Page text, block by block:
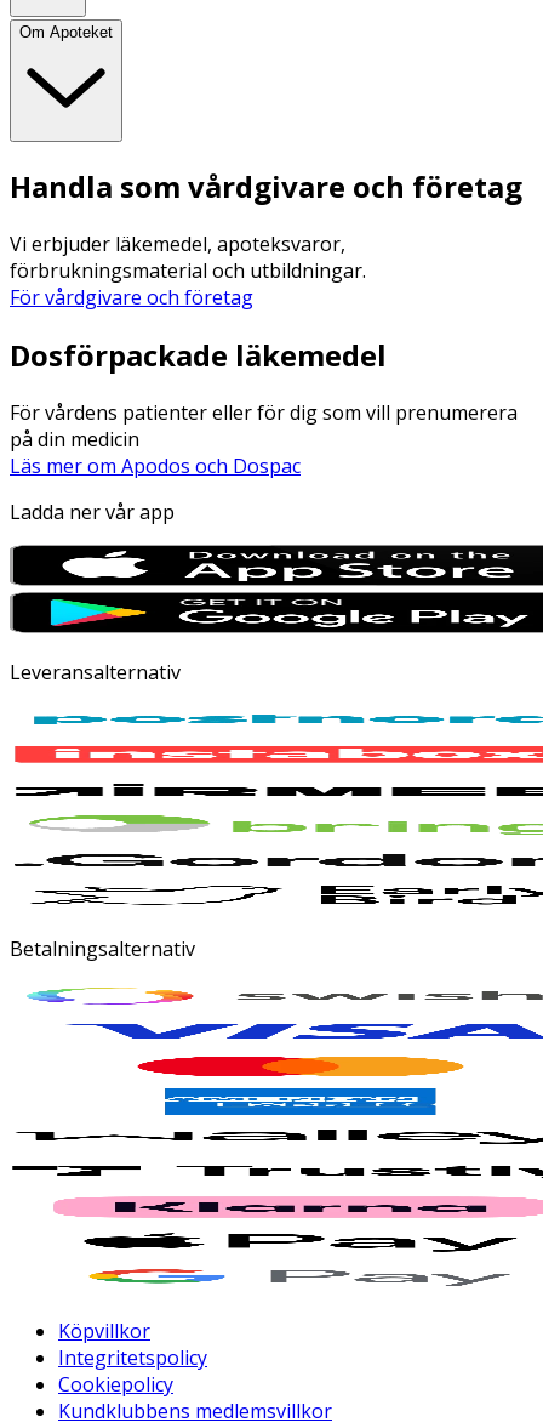
Om Apoteket
Handla som vårdgivare och företag
Vi erbjuder läkemedel, apoteksvaror,
förbrukningsmaterial och utbildningar.
För vårdgivare och företag
Dosförpackade läkemedel
För vårdens patienter eller för dig som vill prenumerera
på din medicin
Läs mer om Apodos och Dospac
Ladda ner vår app
Leveransalternativ
Betalningsalternativ
Köpvillkor
Integritetspolicy
Cookiepolicy
Kundklubbens medlemsvillkor